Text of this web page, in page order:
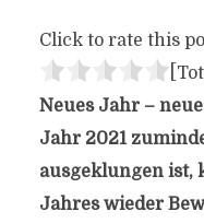
Click to rate this
Neues Jahr –
Jahr 2021
ausgeklungen ist,
Jahres wieder